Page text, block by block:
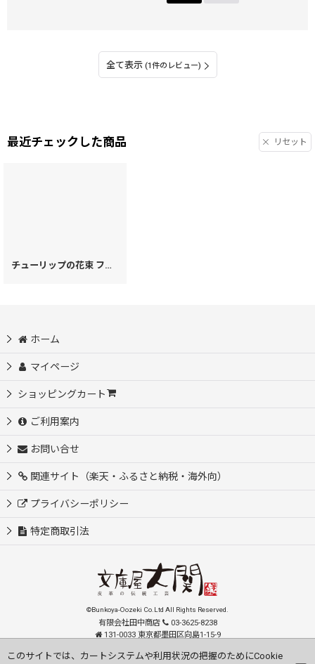
全て表示 (1件のレビュー)
最近チェックした商品 リセット
チューリップの花束 ファスナー小銭入れ［t］
ホーム
マイページ
ショッピングカート
ご利用案内
お問い合せ
関連サイト（楽天・ふるさと納税・海外向）
プライバシーポリシー
特定商取引法
©Bunkoya-Oozeki Co.Ltd All Rights Reserved.
有限会社田中商店
03-3625-8238
131-0033 東京都墨田区向島1-15-9
このサイトでは、カートシステムや利用状況の把握のためにCookie